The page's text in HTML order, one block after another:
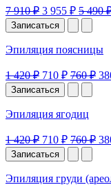
7 910 ₽ 3 955 ₽ 5 490
Записаться
Эпиляция поясницы
1 420 ₽ 710 ₽ 760 ₽
Записаться
Эпиляция ягодиц
1 420 ₽ 710 ₽ 760 ₽
Записаться
Эпиляция груди